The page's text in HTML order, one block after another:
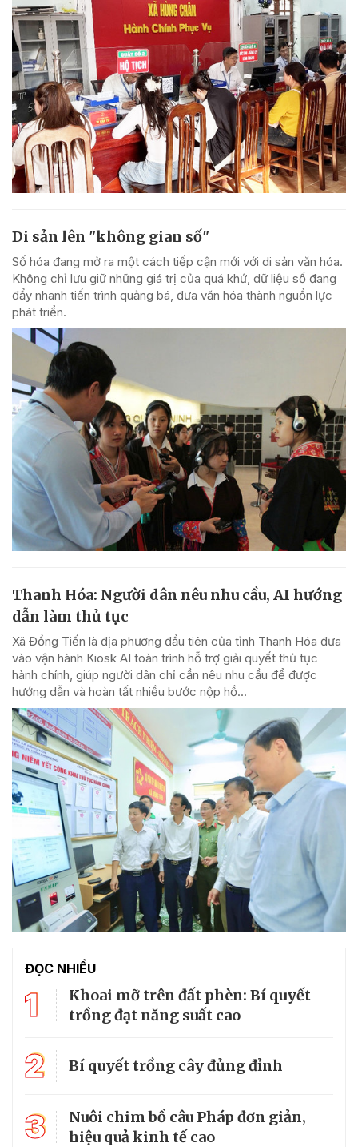
Di sản lên "không gian số"
Số hóa đang mở ra một cách tiếp cận mới với di sản văn hóa.
Không chỉ lưu giữ những giá trị của quá khứ, dữ liệu số đang
đẩy nhanh tiến trình quảng bá, đưa văn hóa thành nguồn lực
phát triển.
Thanh Hóa: Người dân nêu nhu cầu, AI hướng
dẫn làm thủ tục
Xã Đồng Tiến là địa phương đầu tiên của tỉnh Thanh Hóa đưa
vào vận hành Kiosk AI toàn trình hỗ trợ giải quyết thủ tục
hành chính, giúp người dân chỉ cần nêu nhu cầu để được
hướng dẫn và hoàn tất nhiều bước nộp hồ...
ĐỌC NHIỀU
1
Khoai mỡ trên đất phèn: Bí quyết
trồng đạt năng suất cao
2 Bí quyết trồng cây đủng đỉnh
3
Nuôi chim bồ câu Pháp đơn giản,
hiệu quả kinh tế cao